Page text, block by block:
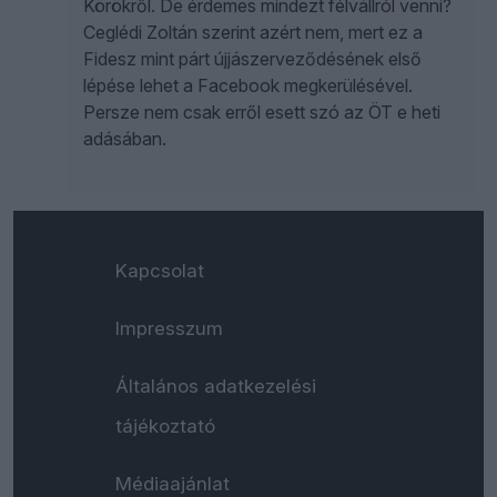
Körökről. De érdemes mindezt félvállról venni?
Ceglédi Zoltán szerint azért nem, mert ez a
Fidesz mint párt újjászerveződésének első
lépése lehet a Facebook megkerülésével.
Persze nem csak erről esett szó az ÖT e heti
adásában.
Kapcsolat
Impresszum
Általános adatkezelési
tájékoztató
Médiaajánlat